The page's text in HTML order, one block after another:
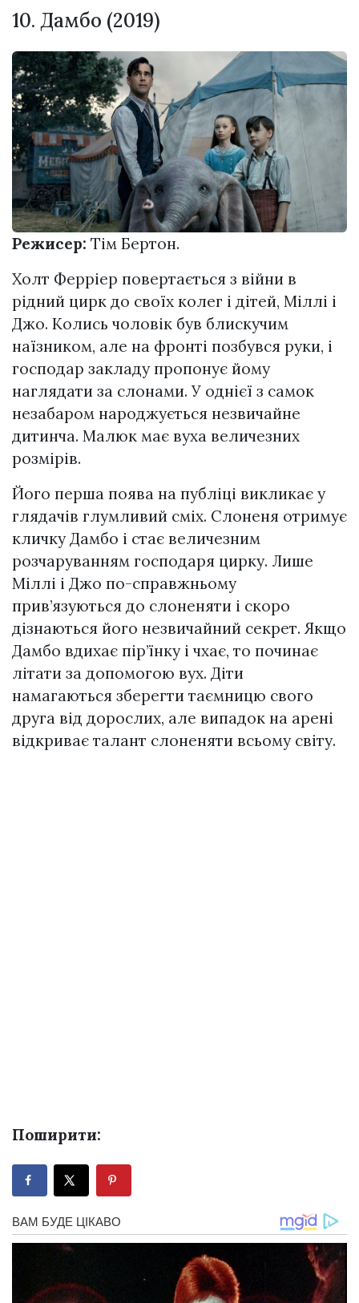
10. Дамбо (2019)
Режисер: Тім Бертон.
Холт Ферріер повертається з війни в
рідний цирк до своїх колег і дітей, Міллі і
Джо. Колись чоловік був блискучим
наїзником, але на фронті позбувся руки, і
господар закладу пропонує йому
наглядати за слонами. У однієї з самок
незабаром народжується незвичайне
дитинча. Малюк має вуха величезних
розмірів.
Його перша поява на публіці викликає у
глядачів глумливий сміх. Слоненя отримує
кличку Дамбо і стає величезним
розчаруванням господаря цирку. Лише
Міллі і Джо по-справжньому
прив’язуються до слоненяти і скоро
дізнаються його незвичайний секрет. Якщо
Дамбо вдихає пір’їнку і чхає, то починає
літати за допомогою вух. Діти
намагаються зберегти таємницю свого
друга від дорослих, але випадок на арені
відкриває талант слоненяти всьому світу.
Поширити: